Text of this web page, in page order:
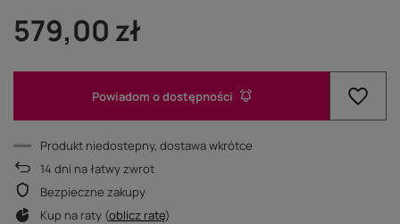
579,00 zł
Powiadom o dostępności
Produkt niedostepny, dostawa wkrótce
14 dni na łatwy zwrot
Bezpieczne zakupy
Kup na raty (oblicz ratę)